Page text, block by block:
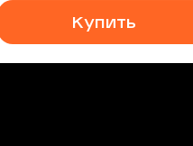
Купить